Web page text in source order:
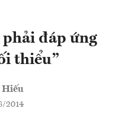
đáp ứng
thiểu”
Hiếu
2014